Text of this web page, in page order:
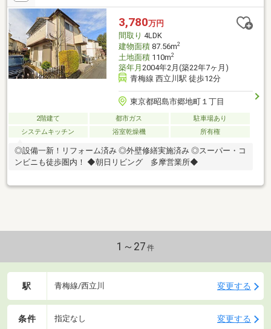
3,780万円
間取り 4LDK
建物面積87.56m2
土地面積110m2
築年月 2004年2月(築22年7ヶ月)
青梅線 西立川駅 徒歩12分
東京都昭島市郷地町１丁目
2階建て 都市ガス
駐車場あり
システムキッチン
浴室乾燥機 所有権
◎設備一新！リフォーム済み ◎外壁修繕実施済み ◎スーパー・コ
ンビニも徒歩圏内！ ◆朝日リビング 多摩営業所◆
1～27 件
駅 青梅線/西立川 変更する
条件 指定なし 変更する